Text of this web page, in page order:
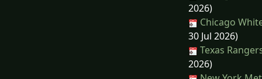
2026)
Chicago
30 Jul 2026)
Texas
2026)